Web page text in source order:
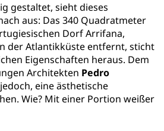
gestaltet, sieht dieses
aus: Das 340 Quadratmeter
Dorf Arrifana,
der Atlantikküste entfernt, sticht
Eigenschaften heraus. Dem
Architekten Pedro
eine ästhetische
Wie? Mit einer Portion weißer